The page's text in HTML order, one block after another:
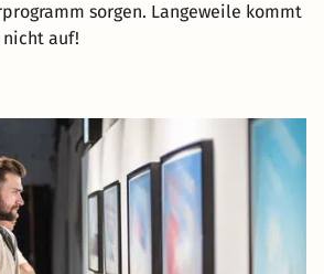
sorgen. Langeweile kommt
auf!